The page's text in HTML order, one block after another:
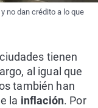
no dan crédito a lo que
tienen
al igual que
también han
la inflación. Por